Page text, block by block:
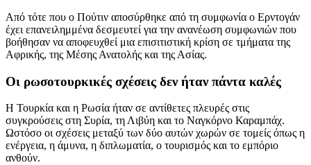
Από τότε που ο Πούτιν αποσύρθηκε από τη συμφωνία ο Ερντογάν
έχει επανειλημμένα δεσμευτεί για την ανανέωση συμφωνιών που
βοήθησαν να αποφευχθεί μια επισιτιστική κρίση σε τμήματα της
Αφρικής, της Μέσης Ανατολής και της Ασίας.
Οι ρωσοτουρκικές σχέσεις δεν ήταν πάντα καλές
Η Τουρκία και η Ρωσία ήταν σε αντίθετες πλευρές στις
συγκρούσεις στη Συρία, τη Λιβύη και το Ναγκόρνο Καραμπάχ.
Ωστόσο οι σχέσεις μεταξύ των δύο αυτών χωρών σε τομείς όπως η
ενέργεια, η άμυνα, η διπλωματία, ο τουρισμός και το εμπόριο
ανθούν.